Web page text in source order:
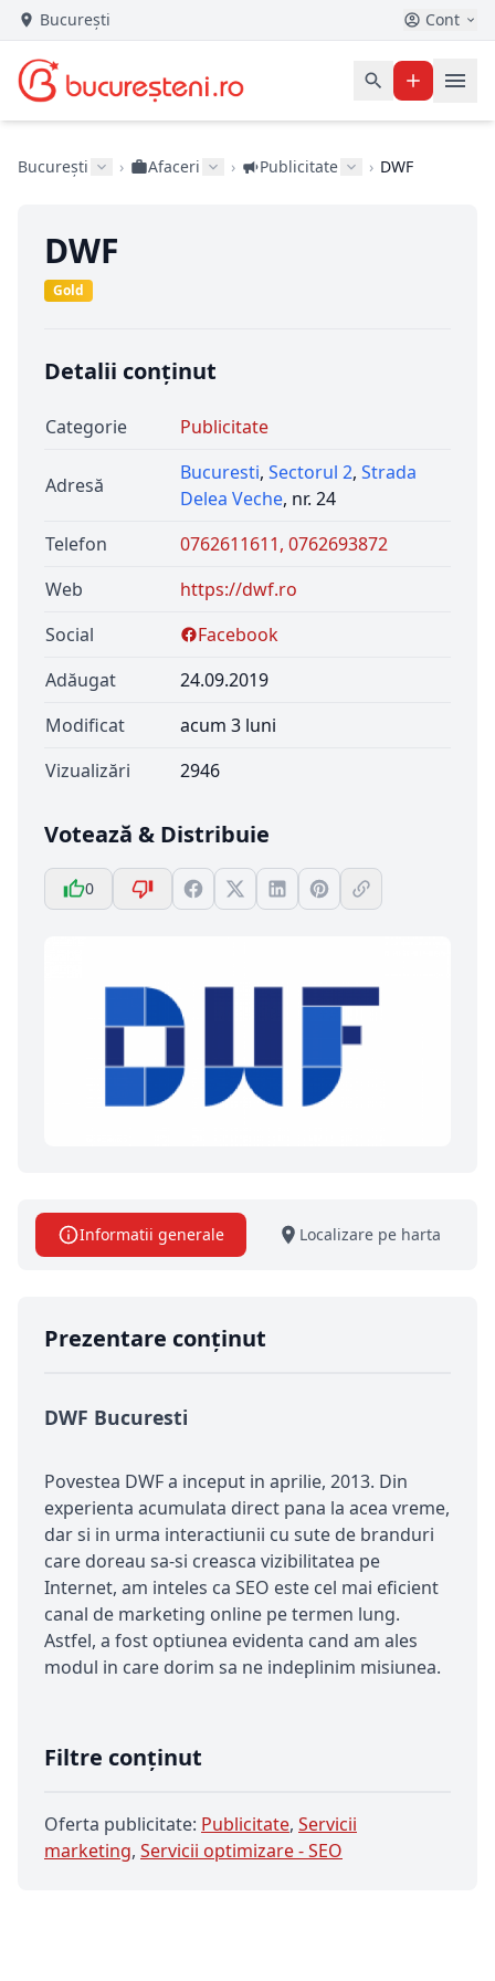
București Cont
București › Afaceri › Publicitate › DWF
DWF
Gold
Detalii conținut
Categorie Publicitate
Adresă
Bucuresti, Sectorul 2, Strada
Delea Veche, nr. 24
Telefon
0762611611, 0762693872
Web
https://dwf.ro
Social
Facebook
Adăugat
24.09.2019
Modificat
acum 3 luni
Vizualizări
2946
Votează & Distribuie
0
Informatii generale Localizare pe harta
Prezentare conținut
DWF Bucuresti
Povestea DWF a inceput in aprilie, 2013. Din
experienta acumulata direct pana la acea vreme,
dar si in urma interactiunii cu sute de branduri
care doreau sa-si creasca vizibilitatea pe
Internet, am inteles ca SEO este cel mai eficient
canal de marketing online pe termen lung.
Astfel, a fost optiunea evidenta cand am ales
modul in care dorim sa ne indeplinim misiunea.
Filtre conținut
Oferta publicitate: Publicitate, Servicii
marketing, Servicii optimizare - SEO